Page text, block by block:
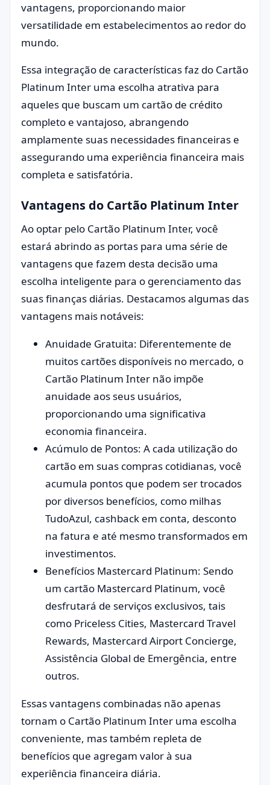
vantagens, proporcionando maior
versatilidade em estabelecimentos ao redor do
mundo.
Essa integração de características faz do Cartão
Platinum Inter uma escolha atrativa para
aqueles que buscam um cartão de crédito
completo e vantajoso, abrangendo
amplamente suas necessidades financeiras e
assegurando uma experiência financeira mais
completa e satisfatória.
Vantagens do Cartão Platinum Inter
Ao optar pelo Cartão Platinum Inter, você
estará abrindo as portas para uma série de
vantagens que fazem desta decisão uma
escolha inteligente para o gerenciamento das
suas finanças diárias. Destacamos algumas das
vantagens mais notáveis:
Anuidade Gratuita: Diferentemente de
muitos cartões disponíveis no mercado, o
Cartão Platinum Inter não impõe
anuidade aos seus usuários,
proporcionando uma significativa
economia financeira.
Acúmulo de Pontos: A cada utilização do
cartão em suas compras cotidianas, você
acumula pontos que podem ser trocados
por diversos benefícios, como milhas
TudoAzul, cashback em conta, desconto
na fatura e até mesmo transformados em
investimentos.
Benefícios Mastercard Platinum: Sendo
um cartão Mastercard Platinum, você
desfrutará de serviços exclusivos, tais
como Priceless Cities, Mastercard Travel
Rewards, Mastercard Airport Concierge,
Assistência Global de Emergência, entre
outros.
Essas vantagens combinadas não apenas
tornam o Cartão Platinum Inter uma escolha
conveniente, mas também repleta de
benefícios que agregam valor à sua
experiência financeira diária.